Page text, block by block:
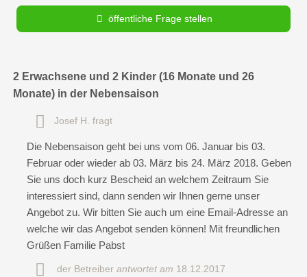
öffentliche Frage stellen
E-Mail-Adresse (wird nicht veröffentlicht)
2 Erwachsene und 2 Kinder (16 Monate und 26
Monate) in der Nebensaison
Josef H. fragt
Die Nebensaison geht bei uns vom 06. Januar bis 03.
Februar oder wieder ab 03. März bis 24. März 2018. Geben
Sie uns doch kurz Bescheid an welchem Zeitraum Sie
interessiert sind, dann senden wir Ihnen gerne unser
Angebot zu. Wir bitten Sie auch um eine Email-Adresse an
welche wir das Angebot senden können! Mit freundlichen
Grüßen Familie Pabst
der Betreiber antwortet am 18.12.2017